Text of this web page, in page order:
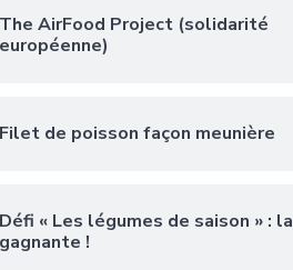
The AirFood Project (solidarité
européenne)
Filet de poisson façon meunière
Défi « Les légumes de saison » : la
gagnante !